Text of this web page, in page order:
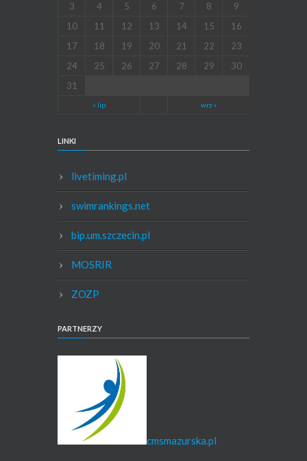
3
4 5 6 7 8
9
10
11 12 13 14 15
16
17
18 19 20 21 22
23
24
25 26 27 28 29
30
31
« lip wrz »
LINKI
livetiming.pl
swimrankings.net
bip.um.szczecin.pl
MOSRIR
ZOZP
PARTNERZY
cmsmazurska.pl